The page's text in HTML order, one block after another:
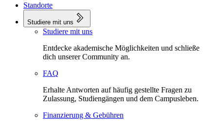
Standorte
Studiere mit uns
Studiere mit uns
Entdecke akademische Möglichkeiten und schließe
dich unserer Community an.
FAQ
Erhalte Antworten auf häufig gestellte Fragen zu
Zulassung, Studiengängen und dem Campusleben.
Finanzierung & Gebühren